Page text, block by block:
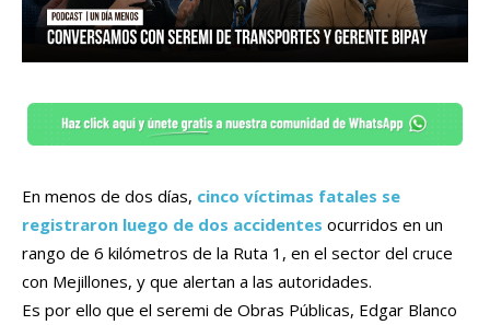
En menos de dos días, cinco víctimas fatales se
registraron luego de dos accidentes ocurridos en un
rango de 6 kilómetros de la Ruta 1, en el sector del cruce
con Mejillones, y que alertan a las autoridades.
Es por ello que el seremi de Obras Públicas, Edgar Blanco